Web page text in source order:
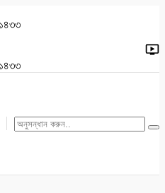
খেলাধুলা জাতীয় যশোর